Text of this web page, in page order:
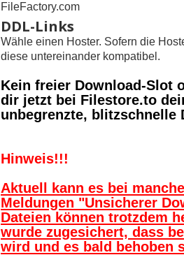
FileFactory.com
DDL-Links
Wähle einen Hoster. Sofern die
diese untereinander kompatibel.
Kein freier Download-Slot
dir jetzt bei Filestore.to
unbegrenzte, blitzschnelle
Hinweis!!!
Aktuell kann es bei
Meldungen "Unsicherer
Dateien können trotzdem
wurde zugesichert, dass
wird und es bald behoben